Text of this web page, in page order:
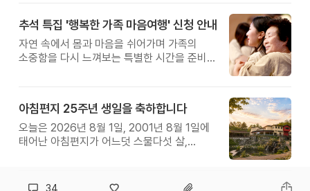
추석 특집 '행복한 가족 마음여행' 신청 안내
자연 속에서 몸과 마음을 쉬어가며 가족의
소중함을 다시 느껴보는 특별한 시간을 준비해
아침편지 25주년 생일을 축하합니다
오늘은 2026년 8월 1일, 2001년 8월 1일에
태어난 아침편지가 어느덧 스물다섯 살,
34